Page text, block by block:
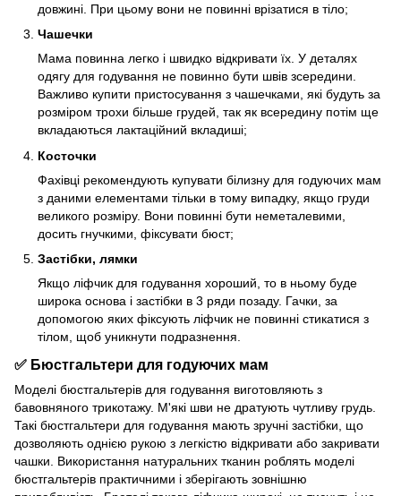
довжині. При цьому вони не повинні врізатися в тіло;
Чашечки
Мама повинна легко і швидко відкривати їх. У деталях
одягу для годування не повинно бути швів зсередини.
Важливо купити пристосування з чашечками, які будуть за
розміром трохи більше грудей, так як всередину потім ще
вкладаються лактаційний вкладиші;
Косточки
Фахівці рекомендують купувати білизну для годуючих мам
з даними елементами тільки в тому випадку, якщо груди
великого розміру. Вони повинні бути неметалевими,
досить гнучкими, фіксувати бюст;
Застібки, лямки
Якщо ліфчик для годування хороший, то в ньому буде
широка основа і застібки в 3 ряди позаду. Гачки, за
допомогою яких фіксують ліфчик не повинні стикатися з
тілом, щоб уникнути подразнення.
✅ Бюстгальтери для годуючих мам
Моделі бюстгальтерів для годування виготовляють з
бавовняного трикотажу. М'які шви не дратують чутливу грудь.
Такі бюстгальтери для годування мають зручні застібки, що
дозволяють однією рукою з легкістю відкривати або закривати
чашки. Використання натуральних тканин роблять моделі
бюстгальтерів практичними і зберігають зовнішню